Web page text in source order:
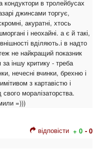
кондуктори в тролейбусах
джинсами торгує,
акуратні, хтось
і неохайні. а є й такі,
вділяють.і в надто
не найкращий показник
іншу критику - треба
нечесні вчинки, брехню і
з картавістю і
моралізаторства.
=)))
відповісти + 0 - 0